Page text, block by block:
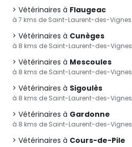
Vétérinaires à Flaugeac
à 7 kms de Saint-Laurent-des-Vignes
Vétérinaires à Cunèges
à 8 kms de Saint-Laurent-des-Vignes
Vétérinaires à Mescoules
à 8 kms de Saint-Laurent-des-Vignes
Vétérinaires à Sigoulès
à 8 kms de Saint-Laurent-des-Vignes
Vétérinaires à Gardonne
à 8 kms de Saint-Laurent-des-Vignes
Vétérinaires à Cours-de-Pile